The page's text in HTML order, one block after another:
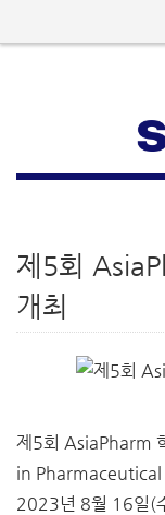
제5회
개최
제5회 AsiaPharm
in Pharmaceutical
2023년 8월 16일(